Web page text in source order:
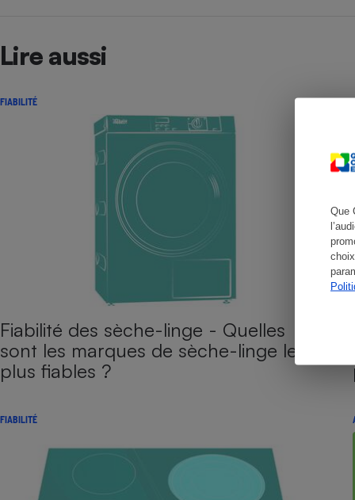
Que
Lire aussi
FIABILITÉ
Fiabilité des sèche-linge - Quelles
sont les marques de sèche-linge les
plus fiables ?
FIABILITÉ
Robot ménager